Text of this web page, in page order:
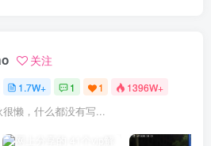
关注
1.7W+ 1 1 1396W+
很懒，什么都没有写...